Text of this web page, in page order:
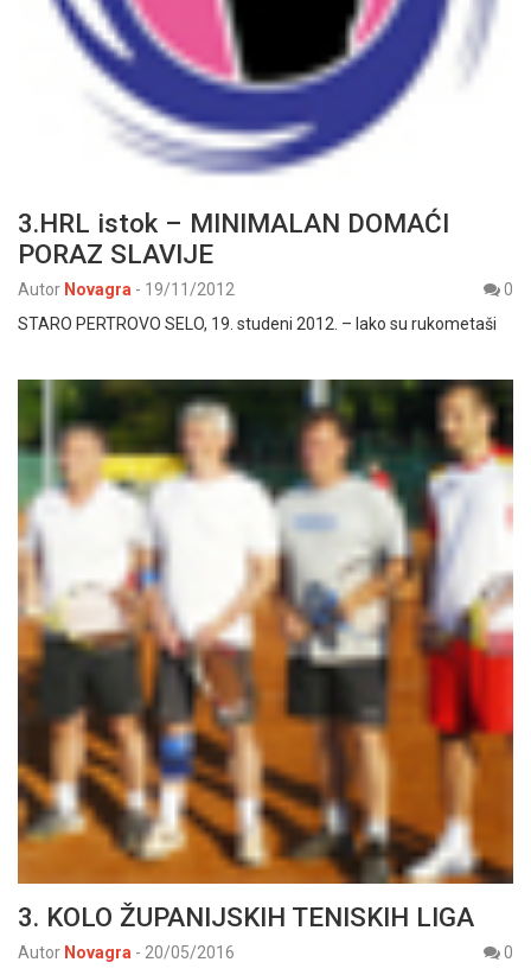
3.HRL istok – MINIMALAN DOMAĆI
PORAZ SLAVIJE
Autor Novagra - 19/11/2012
0
STARO PERTROVO SELO, 19. studeni 2012. – Iako su rukometaši
3. KOLO ŽUPANIJSKIH TENISKIH LIGA
Autor Novagra - 20/05/2016
0